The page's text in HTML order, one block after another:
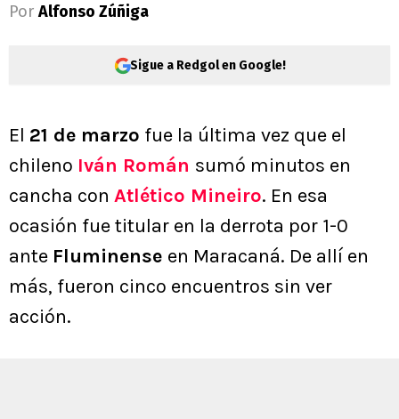
Por Alfonso Zúñiga
Sigue a Redgol en Google!
El 21 de marzo fue la última vez que el
chileno Iván Román sumó minutos en
cancha con Atlético Mineiro. En esa
ocasión fue titular en la derrota por 1-0
ante Fluminense en Maracaná. De allí en
más, fueron cinco encuentros sin ver
acción.